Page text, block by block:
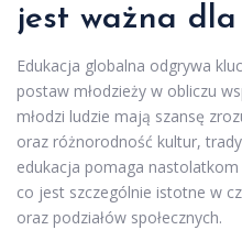
jest ważna dla
Edukacja globalna odgrywa
postaw młodzieży w obliczu
młodzi ludzie mają szansę
oraz różnorodność kultur,
edukacja pomaga
co jest szczególnie istotne w
oraz podziałów społecznych.